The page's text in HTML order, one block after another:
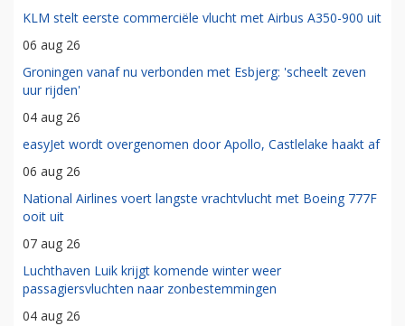
KLM stelt eerste commerciële vlucht met Airbus A350-900 uit
06 aug 26
Groningen vanaf nu verbonden met Esbjerg: 'scheelt zeven
uur rijden'
04 aug 26
easyJet wordt overgenomen door Apollo, Castlelake haakt af
06 aug 26
National Airlines voert langste vrachtvlucht met Boeing 777F
ooit uit
07 aug 26
Luchthaven Luik krijgt komende winter weer
passagiersvluchten naar zonbestemmingen
04 aug 26